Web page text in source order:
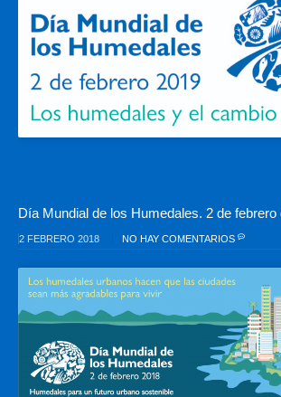
Día Mundial de los Humedales. 2 de febrero
2 FEBRERO 2018 NO HAY COMENTARIOS